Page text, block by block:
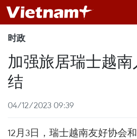
时政
加强旅居瑞士越
结
04/12/2023 09:39
12月3日，瑞士越南友好协会